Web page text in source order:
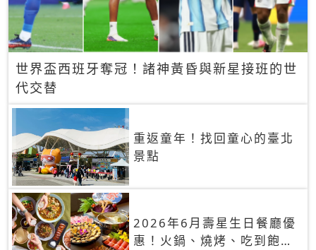
世界盃西班牙奪冠！諸神黃昏與新星接班的世
代交替
重返童年！找回童心的臺北
景點
2026年6月壽星生日餐廳優
惠！火鍋、燒烤、吃到飽，